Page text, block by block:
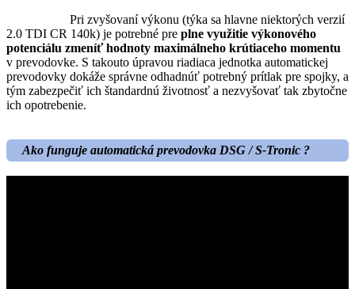
Pri zvyšovaní výkonu (týka sa hlavne niektorých verzií
2.0 TDI CR 140k) je potrebné pre plne využitie výkonového
potenciálu zmeníť hodnoty maximálneho krútiaceho momentu
v prevodovke. S takouto úpravou riadiaca jednotka automatickej
prevodovky dokáže správne odhadnúť potrebný prítlak pre spojky, a
tým zabezpečiť ich štandardnú životnosť a nezvyšovať tak zbytočne
ich opotrebenie.
Ako funguje automatická prevodovka DSG / S-Tronic ?